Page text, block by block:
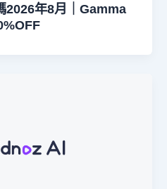
2026年8月｜Gamma